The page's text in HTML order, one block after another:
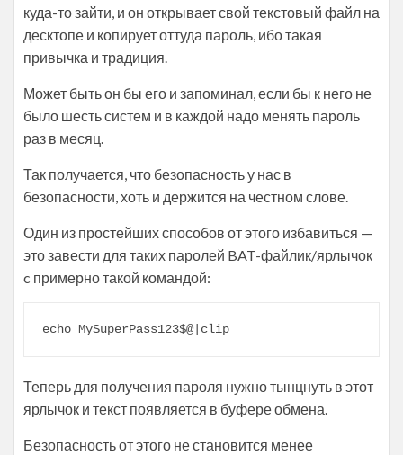
куда-то зайти, и он открывает свой текстовый файл на
десктопе и копирует оттуда пароль, ибо такая
привычка и традиция.
Может быть он бы его и запоминал, если бы к него не
было шесть систем и в каждой надо менять пароль
раз в месяц.
Так получается, что безопасность у нас в
безопасности, хоть и держится на честном слове.
Один из простейших способов от этого избавиться —
это завести для таких паролей BAT-файлик/ярлычок
c примерно такой командой:
echo MySuperPass123$@|clip
Теперь для получения пароля нужно тынцнуть в этот
ярлычок и текст появляется в буфере обмена.
Безопасность от этого не становится менее